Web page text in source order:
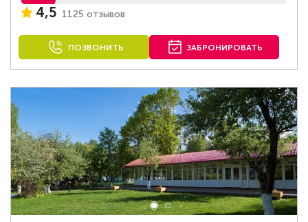
4,5 1125 отзывов
ПОЗВОНИТЬ ЗАБРОНИРОВАТЬ